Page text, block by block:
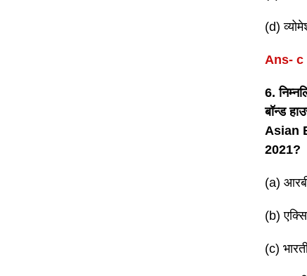
(d)
Ans- c
6.
बॉन्ड
Asian
2021?
(a)
(b)
(c)